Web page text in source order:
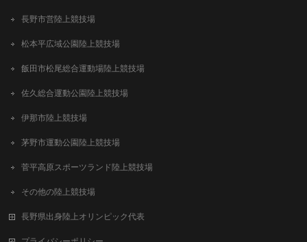
長野市営陸上競技場
松本平広域公園陸上競技場
飯田市松尾総合運動場陸上競技場
佐久総合運動公園陸上競技場
伊那市陸上競技場
茅野市運動公園陸上競技場
菅平高原スポーツランド陸上競技場
その他の陸上競技場
長野県出身陸上オリンピック代表